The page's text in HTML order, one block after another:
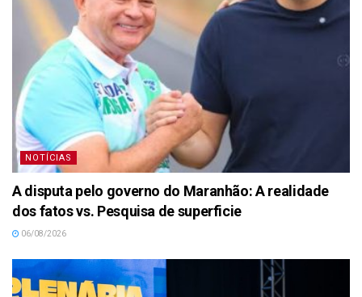
NOTÍCIAS
A disputa pelo governo do Maranhão: A realidade
dos fatos vs. Pesquisa de superficie
06/08/2026